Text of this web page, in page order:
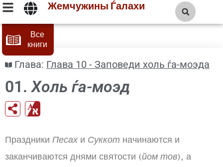
Жемчужины Ѓалахи
Все
книги
Глава: Глава 10 - Заповеди холь ѓа-моэда
01.Холь ѓа-моэд
Праздники Песах и Суккот начинаются и
заканчиваются днями святости (йом тов), а